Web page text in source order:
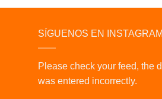
SÍGUENOS EN INSTAGRAM
Please check your feed, the
was entered incorrectly.